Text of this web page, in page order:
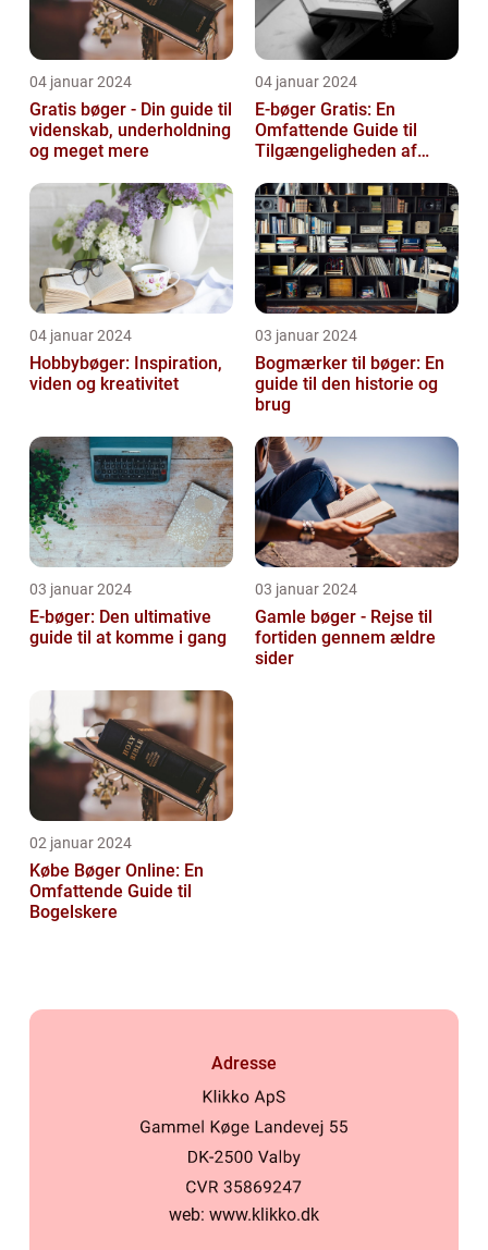
04 januar 2024
Gratis bøger - Din guide til
videnskab, underholdning
og meget mere
04 januar 2024
E-bøger Gratis: En
Omfattende Guide til
Tilgængeligheden af
04 januar 2024
Hobbybøger: Inspiration,
viden og kreativitet
03 januar 2024
Bogmærker til bøger: En
guide til den historie og
brug
03 januar 2024
E-bøger: Den ultimative
guide til at komme i gang
03 januar 2024
Gamle bøger - Rejse til
fortiden gennem ældre
sider
02 januar 2024
Købe Bøger Online: En
Omfattende Guide til
Bogelskere
Adresse
web: www.klikko.dk